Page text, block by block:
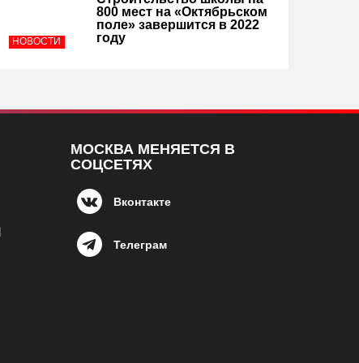
НОВОСТИ
800 мест на «Октябрьском
поле» завершится в 2022
году
МОСКВА МЕНЯЕТСЯ В
СОЦСЕТЯХ
Вконтакте
Телеграм